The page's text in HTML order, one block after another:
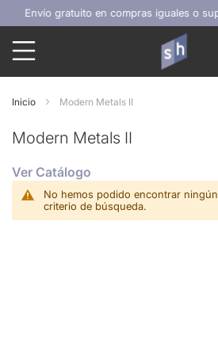
Ir
al
contenido
Envío gratuito en compras iguales o
Inicio Modern Metals II
Modern Metals II
Ver Catálogo
No hemos podido encontrar
criterio de búsqueda.